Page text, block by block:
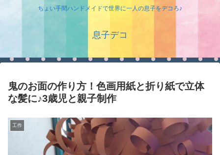
ちょい手間ハンドメイドで世界に一人の息子をデコろ♪
息子デコ
鬼のお面の作り方！色画用紙と折り紙で立体
な髪に♪3歳児と親子制作
工作